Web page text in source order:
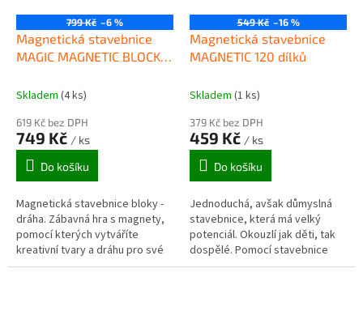
799 Kč –6 %
Magnetická stavebnice
MAGIC MAGNETIC BLOCKS
Skladem (4 ks)
619 Kč bez DPH
749 Kč / ks
Do košíku
Magnetická stavebnice bloky -
dráha. Zábavná hra s magnety,
pomocí kterých vytváříte
kreativní tvary a dráhu pro své
kuličky. Po dostavení své trasy
549 Kč –16 %
Magnetická stavebnice
MAGNETIC 120 dílků
Skladem (1 ks)
379 Kč bez DPH
459 Kč / ks
Do košíku
Jednoduchá, avšak důmyslná
stavebnice, která má velký
potenciál. Okouzlí jak děti, tak
dospělé. Pomocí stavebnice
rozvíjíte kreativitu, fantazii a